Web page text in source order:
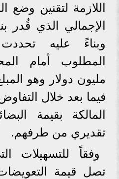
اللازمة لتقنين وضع
وبناءً عليه
مليون دولار وهو
فيما بعد خلال
المالكة بقيمة
تقديري من طرفهم.
وفقاً للتسهيلات
تصل قيمة